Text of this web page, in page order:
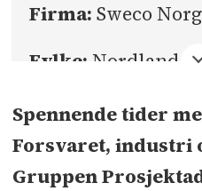
Firma: Sweco
Fylke: Nordland
Sted:Narvik
Søknadsfrist:
Spennende tider
Forsvaret, industri
Gruppen